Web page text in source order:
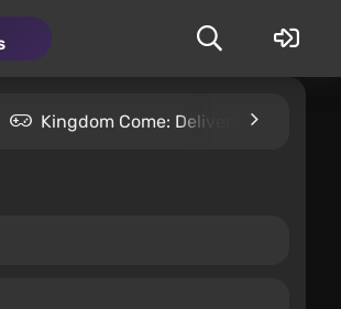
Kingdom Come: Deliverance 2